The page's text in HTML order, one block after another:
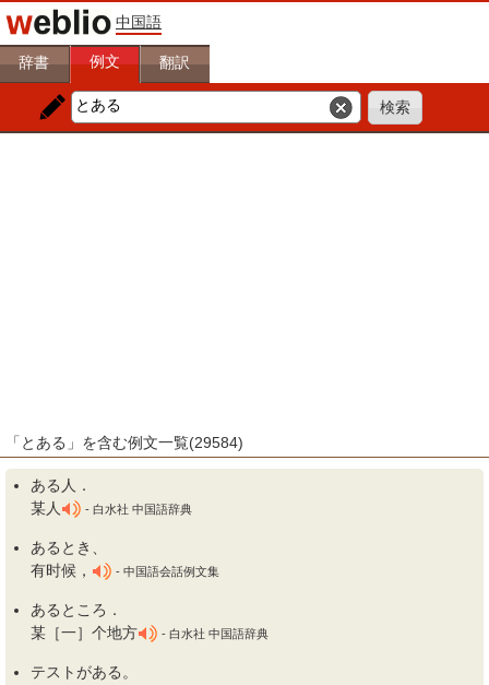
中国語
辞書 例文 翻訳
「とある」を含む例文一覧(29584)
ある 人．
某人
- 白水社 中国語辞典
ある とき、
有时候，
- 中国語会話例文集
ある ところ．
某［一］个地方
- 白水社 中国語辞典
テストがある 。